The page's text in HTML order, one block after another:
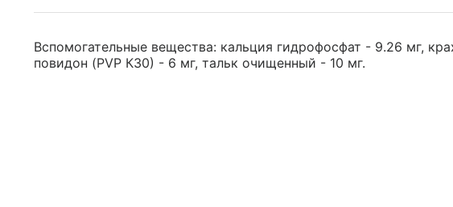
Вспомогательные вещества: кальция гидрофосфат - 9.26 мг,
повидон (PVP К30) - 6 мг, тальк очищенный - 10 мг.